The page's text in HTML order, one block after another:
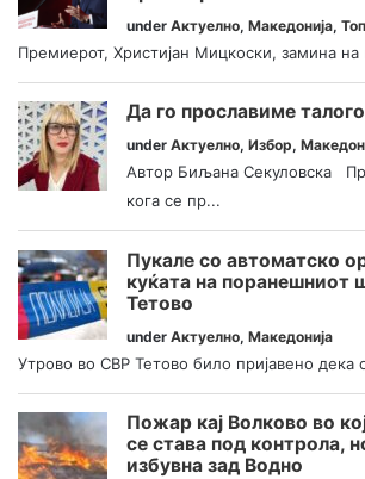
under Актуелно, Македонија,
Премиерот, Христијан Мицкоски, замина на
Да го прославиме
under Актуелно, Избор,
Автор Биљана Секуловска
кога се пр...
Пукале со автоматско
куќата на поранешниот
Тетово
under Актуелно, Македонија
Утрово во СВР Тетово било пријавено дека
Пожар кај Волково во
се става под контрола,
избувна зад Водно